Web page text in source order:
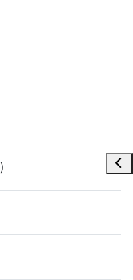
)